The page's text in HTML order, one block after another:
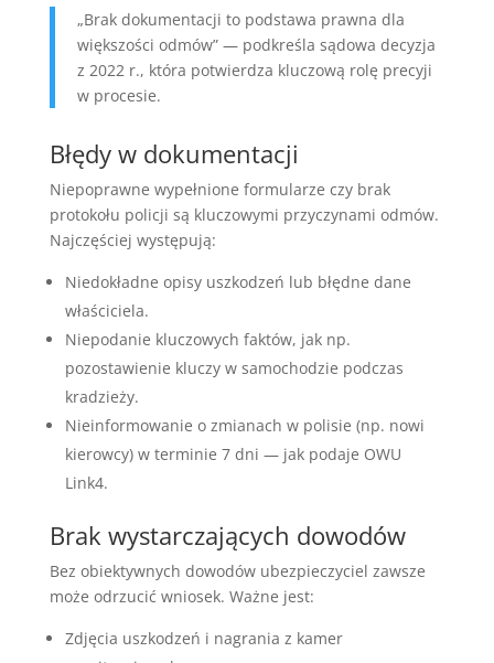
„Brak dokumentacji to podstawa prawna dla
większości odmów” — podkreśla sądowa decyzja
z 2022 r., która potwierdza kluczową rolę precyji
w procesie.
Błędy w dokumentacji
Niepoprawne wypełnione formularze czy brak
protokołu policji są kluczowymi przyczynami odmów.
Najczęściej występują:
Niedokładne opisy uszkodzeń lub błędne dane
właściciela.
Niepodanie kluczowych faktów, jak np.
pozostawienie kluczy w samochodzie podczas
kradzieży.
Nieinformowanie o zmianach w polisie (np. nowi
kierowcy) w terminie 7 dni — jak podaje OWU
Link4.
Brak wystarczających dowodów
Bez obiektywnych dowodów ubezpieczyciel zawsze
może odrzucić wniosek. Ważne jest:
Zdjęcia uszkodzeń i nagrania z kamer